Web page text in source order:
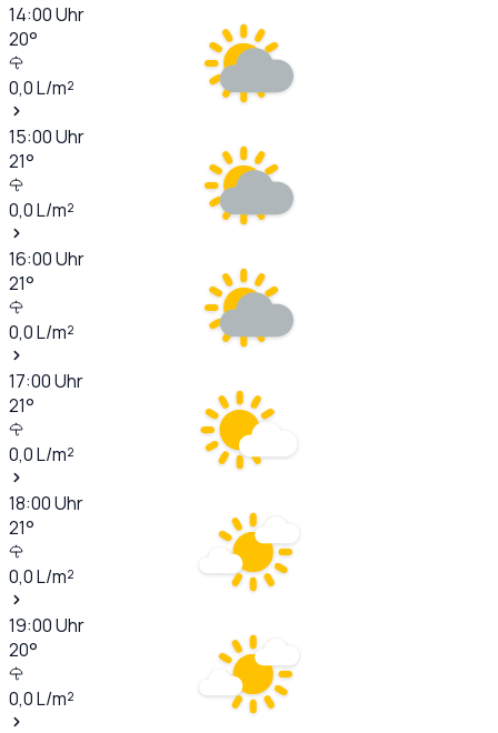
14:00Uhr
20°
0,0L/m²
15:00Uhr
21°
0,0L/m²
16:00Uhr
21°
0,0L/m²
17:00Uhr
21°
0,0L/m²
18:00Uhr
21°
0,0L/m²
19:00Uhr
20°
0,0L/m²